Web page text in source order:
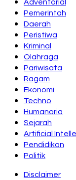
Adventorial
Pemerintah
Daerah
Peristiwa
Kriminal
Olahraga
Pariwisata
Ragam
Ekonomi
Techno
Humanoria
Sejarah
Artificial
Pendidikan
Politik
Disclaimer